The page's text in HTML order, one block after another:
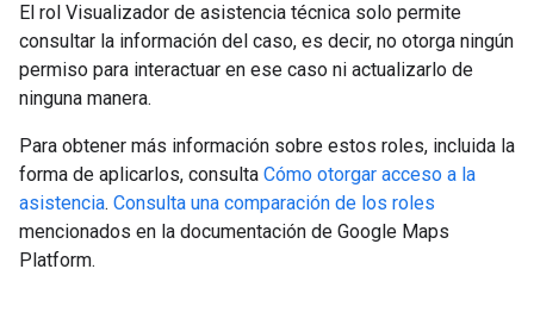
El rol Visualizador de asistencia técnica solo permite
consultar la información del caso, es decir, no otorga ningún
permiso para interactuar en ese caso ni actualizarlo de
ninguna manera.
Para obtener más información sobre estos roles, incluida la
forma de aplicarlos, consulta Cómo otorgar acceso a la
asistencia. Consulta una comparación de los roles
mencionados en la documentación de Google Maps
Platform.